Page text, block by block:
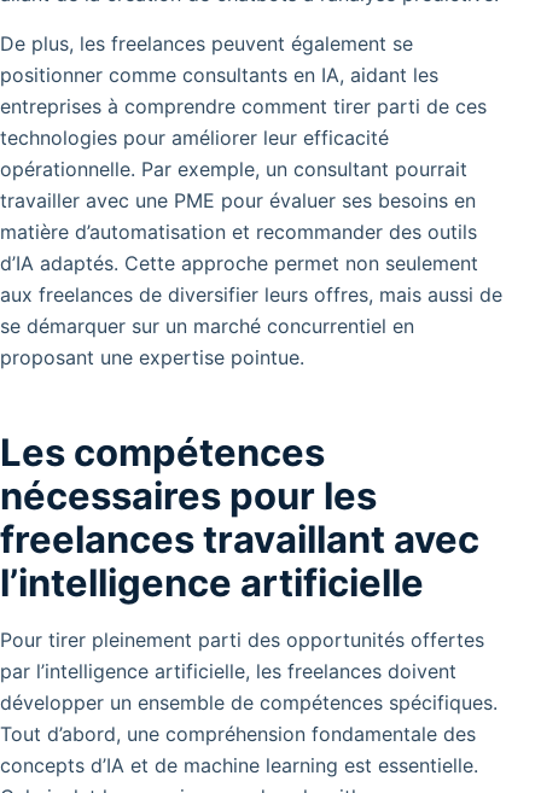
De plus, les freelances peuvent également se
positionner comme consultants en IA, aidant les
entreprises à comprendre comment tirer parti de ces
technologies pour améliorer leur efficacité
opérationnelle. Par exemple, un consultant pourrait
travailler avec une PME pour évaluer ses besoins en
matière d’automatisation et recommander des outils
d’IA adaptés. Cette approche permet non seulement
aux freelances de diversifier leurs offres, mais aussi de
se démarquer sur un marché concurrentiel en
proposant une expertise pointue.
Les compétences
nécessaires pour les
freelances travaillant avec
l’intelligence artificielle
Pour tirer pleinement parti des opportunités offertes
par l’intelligence artificielle, les freelances doivent
développer un ensemble de compétences spécifiques.
Tout d’abord, une compréhension fondamentale des
concepts d’IA et de machine learning est essentielle.